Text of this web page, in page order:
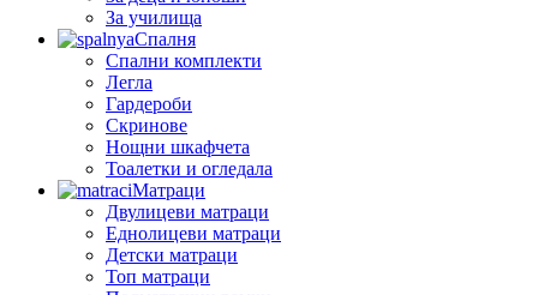
За училища
Спалня
Спални комплекти
Легла
Гардероби
Скринове
Нощни шкафчета
Тоалетки и огледала
Матраци
Двулицеви матраци
Еднолицеви матраци
Детски матраци
Топ матраци